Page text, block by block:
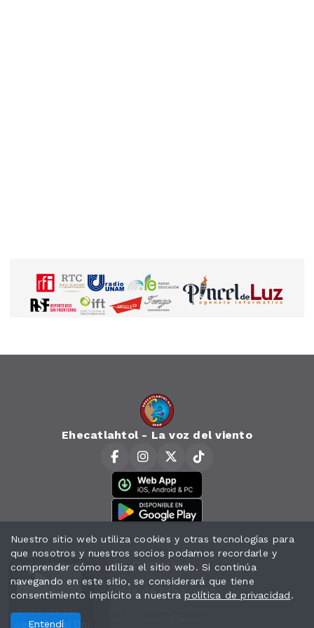
00:00 - 06:30
vientoSeñal Online con La voz del viento
Enculado - Me Dicen Jos
Ehecatlahtol - La voz del viento
Horarios
Contacto
Política de privacidad
Nuestro sitio web utiliza cookies y otras tecnologías para
que nosotros y nuestros socios podamos recordarle y
comprender cómo utiliza el sitio web. Si continúa
navegando en este sitio, se considerará que tiene
consentimiento implícito a nuestrapolítica de privacidad.
Entendí